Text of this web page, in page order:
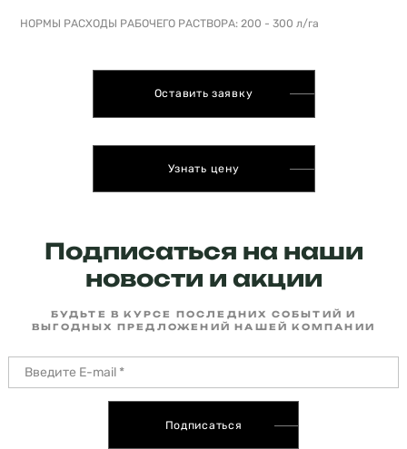
НОРМЫ РАСХОДЫ РАБОЧЕГО РАСТВОРА: 200 - 300 л/га
Оставить заявку
Узнать цену
Подписаться на наши
новости и акции
БУДЬТЕ В КУРСЕ ПОСЛЕДНИХ СОБЫТИЙ И
ВЫГОДНЫХ ПРЕДЛОЖЕНИЙ НАШЕЙ КОМПАНИИ
Подписаться